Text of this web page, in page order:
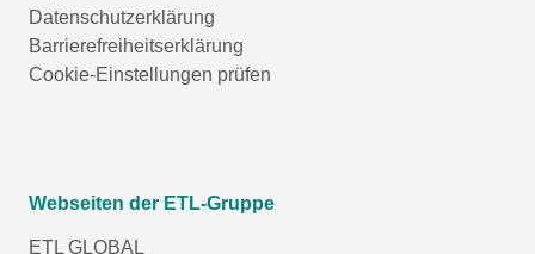
Datenschutzerklärung
Barrierefreiheitserklärung
Cookie-Einstellungen prüfen
Webseiten der ETL-Gruppe
ETL GLOBAL